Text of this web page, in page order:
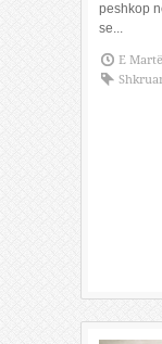
peshkop
se...
E